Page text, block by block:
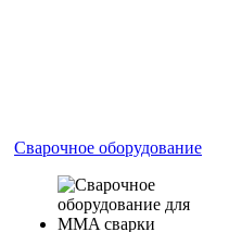
Сварочное оборудование